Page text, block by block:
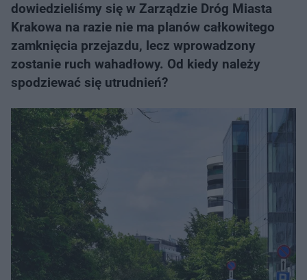
dowiedzieliśmy się w Zarządzie Dróg Miasta
Krakowa na razie nie ma planów całkowitego
zamknięcia przejazdu, lecz wprowadzony
zostanie ruch wahadłowy. Od kiedy należy
spodziewać się utrudnień?